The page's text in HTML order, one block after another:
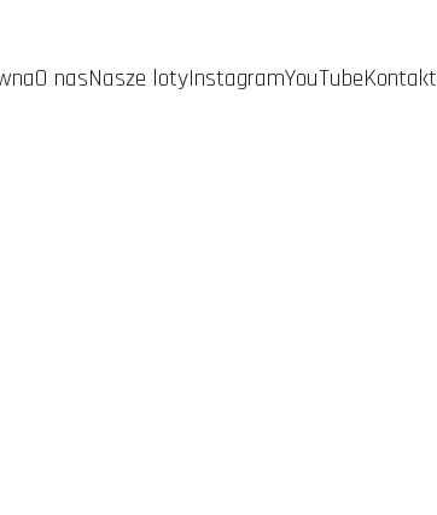
O nasNasze lotyInstagramYouTubeKontakt